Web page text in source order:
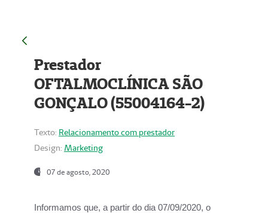
Prestador
OFTALMOCLÍNICA SÃO
GONÇALO (55004164-2)
Texto: Relacionamento com prestador
Design: Marketing
07 de agosto, 2020
Informamos que, a partir do dia 07/09/2020, o